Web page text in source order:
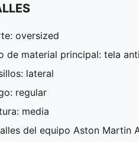
oversized
de material principal: tela
lateral
regular
media
del equipo Aston Martin